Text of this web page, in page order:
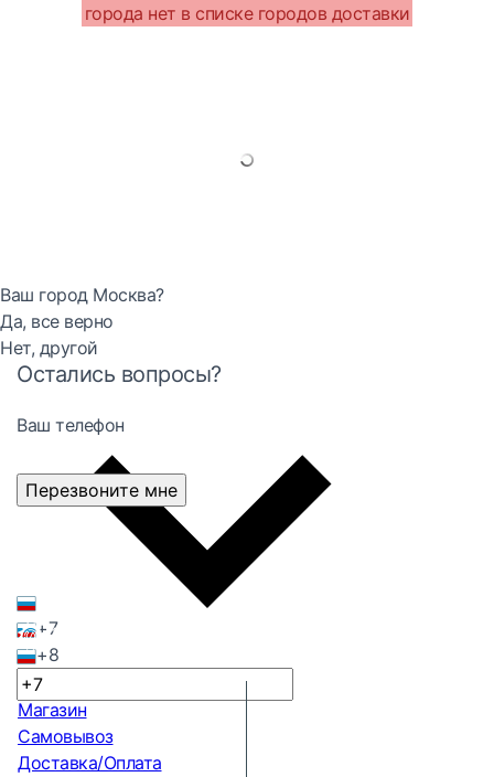
города нет в списке городов доставки
Ваш город Москва?
Да, все верно
Нет, другой
Остались вопросы?
Ваш телефон
+7
+8
Перезвоните мне
Магазин
Самовывоз
Доставка/Оплата